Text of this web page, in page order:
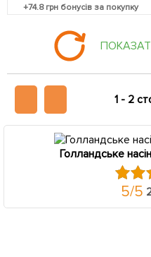
+74.8грн бонусів за покупку
1 - 2
Голландське
5/5